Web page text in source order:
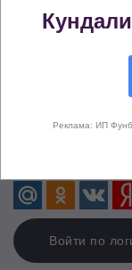
Оставьте
Войти по
Реклама: ИП